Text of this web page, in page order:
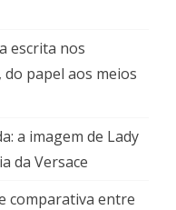
escrita nos
papel aos meios
a imagem de Lady
da Versace
comparativa entre